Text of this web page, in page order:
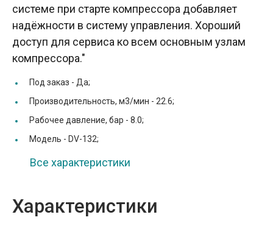
системе при старте компрессора добавляет
надёжности в систему управления. Хороший
доступ для сервиса ко всем основным узлам
компрессора."
Под заказ - Да;
Производительность, м3/мин - 22.6;
Рабочее давление, бар - 8.0;
Модель - DV-132;
Все характеристики
Характеристики